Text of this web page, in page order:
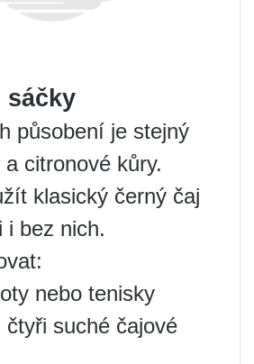
sáčky
působení je stejný
citronové kůry.
klasický černý čaj
i bez nich.
nebo tenisky
suché čajové